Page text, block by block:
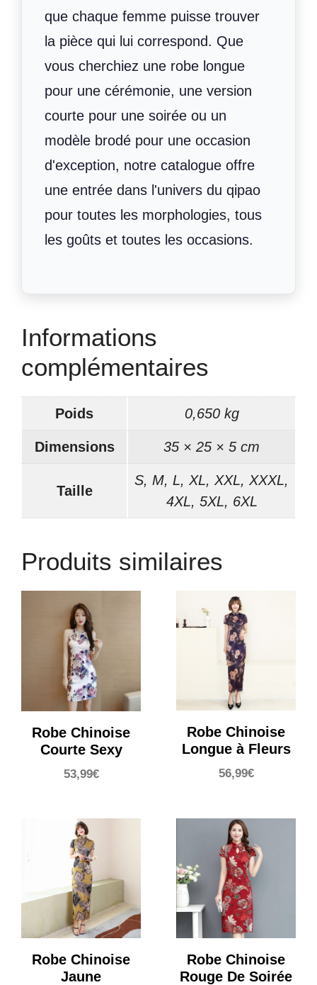
que chaque femme puisse trouver
la pièce qui lui correspond. Que
vous cherchiez une robe longue
pour une cérémonie, une version
courte pour une soirée ou un
modèle brodé pour une occasion
d'exception, notre catalogue offre
une entrée dans l'univers du qipao
pour toutes les morphologies, tous
les goûts et toutes les occasions.
Informations
complémentaires
Poids 0,650 kg
Dimensions 35 × 25 × 5 cm
Taille
S, M, L, XL, XXL, XXXL,
4XL, 5XL, 6XL
Produits similaires
Robe Chinoise
Courte Sexy
53,99€
Robe Chinoise
Longue à Fleurs
56,99€
Robe Chinoise
Jaune
Robe Chinoise
Rouge De Soirée